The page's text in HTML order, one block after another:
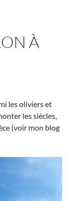
À
les oliviers et
les siècles,
(voir mon blog